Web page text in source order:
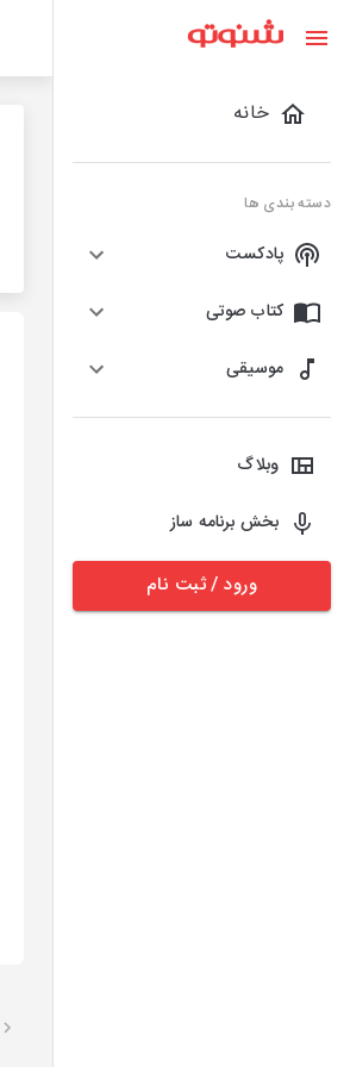
خانه
دسته بندی ها
پادکست
کتاب صوتی
موسیقی
وبلاگ
بخش برنامه ساز
ورود / ثبت نام